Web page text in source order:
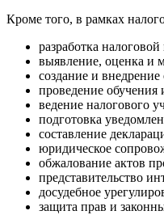
Кроме того, в рамках
разработка
выявление, оценка и
создание и
проведение обучения
ведение налогового
подготовка
составление
юридическое
обжалование актов
представительство
досудебное
защита прав и